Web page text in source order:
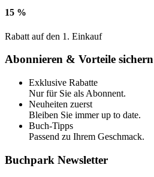
15 %
Rabatt auf den 1. Einkauf
Abonnieren & Vorteile sichern
Exklusive Rabatte
Nur für Sie als Abonnent.
Neuheiten zuerst
Bleiben Sie immer up to date.
Buch-Tipps
Passend zu Ihrem Geschmack.
Buchpark Newsletter